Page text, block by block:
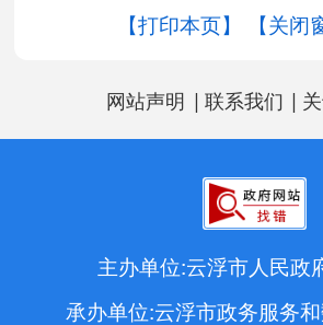
【打印本页】 【关闭
网站声明 | 联系我们 |
主办单位:云浮市人民政
承办单位:云浮市政务服务